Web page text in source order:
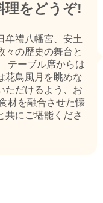
理をどうぞ!
牟禮八幡宮、安土
々の歴史の舞台と
テーブル席からは
花鳥風月を眺めな
ただけるよう、お
材を融合させた懐
共にご堪能くださ